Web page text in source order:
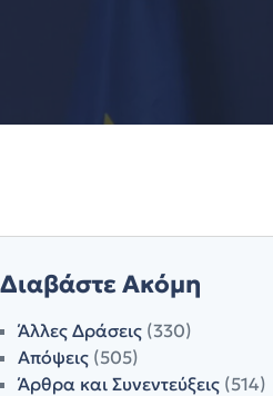
Διαβάστε Ακόμη
Άλλες Δράσεις(330)
Απόψεις(505)
Άρθρα και Συνεντεύξεις(514)